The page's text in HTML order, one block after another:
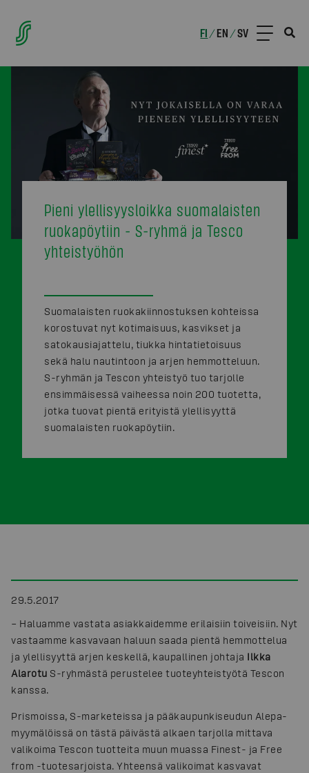
FI /EN /SV
Pieni ylellisyysloikka suomalaisten
ruokapöytiin - S-ryhmä ja Tesco
yhteistyöhön
Suomalaisten ruokakiinnostuksen kohteissa
korostuvat nyt kotimaisuus, kasvikset ja
satokausiajattelu, tiukka hintatietoisuus
sekä halu nautintoon ja arjen hemmotteluun.
S-ryhmän ja Tescon yhteistyö tuo tarjolle
ensimmäisessä vaiheessa noin 200 tuotetta,
jotka tuovat pientä erityistä ylellisyyttä
suomalaisten ruokapöytiin.
29.5.2017
– Haluamme vastata asiakkaidemme erilaisiin toiveisiin. Nyt
vastaamme kasvavaan haluun saada pientä hemmottelua
ja ylellisyyttä arjen keskellä, kaupallinen johtaja Ilkka
Alarotu S-ryhmästä perustelee tuoteyhteistyötä Tescon
kanssa.
Prismoissa, S-marketeissa ja pääkaupunkiseudun Alepa-
myymälöissä on tästä päivästä alkaen tarjolla mittava
valikoima Tescon tuotteita muun muassa Finest- ja Free
from -tuotesarjoista. Yhteensä valikoimat kasvavat